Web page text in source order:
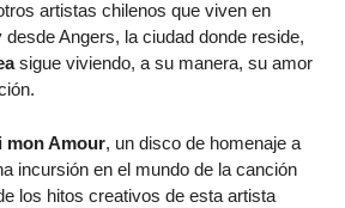
artistas chilenos que viven en
desde Angers, la ciudad donde reside,
sigue viviendo, a su manera, su amor
mon Amour, un disco de homenaje a
incursión en el mundo de la canción
los hitos creativos de esta artista